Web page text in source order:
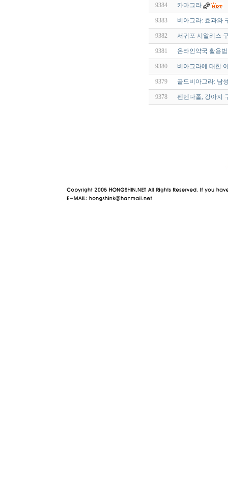
9384 카마그라
9383 비아그라: 효과와
9382 서귀포 시알리스
9381 온라인약국 활용
9380 비아그라에 대한
9379 골드비아그라: 남
9378 펜벤다졸, 강아지